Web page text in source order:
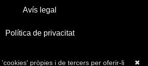
Avís legal
Política de privacitat
✖
pròpies i de tercers per oferir-li